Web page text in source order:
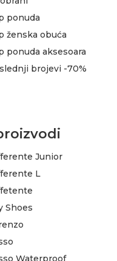
ponuda
ženska obuća
ponuda aksesoara
brojevi -70%
Junior
L
Shoes
Waterproof